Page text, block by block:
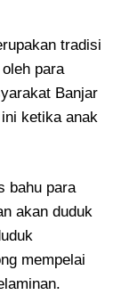
tradisi
para
Banjar
ketika anak
bahu para
akan duduk
mempelai